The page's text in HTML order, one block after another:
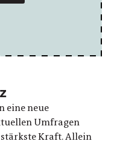
eine neue
Umfragen
Kraft. Allein